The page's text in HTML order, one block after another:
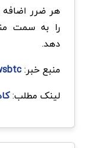
هر ضرر
دهد.
منبع خبر:
لینک مطلب: